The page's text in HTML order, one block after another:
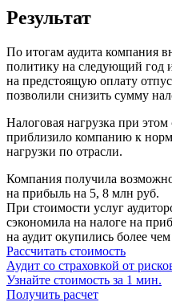
Результат
По итогам аудита компания
политику на следующий год
на предстоящую оплату
позволили снизить сумму
Налоговая нагрузка при
приблизило компанию к
нагрузки по отрасли.
Компания получила
на прибыль на 5, 8 млн руб.
При стоимости услуг
сэкономила на налоге на
на аудит окупились более чем
Рассчитать стоимость
Аудит со страховкой от
Узнайте стоимость за 1 мин.
Получить расчет